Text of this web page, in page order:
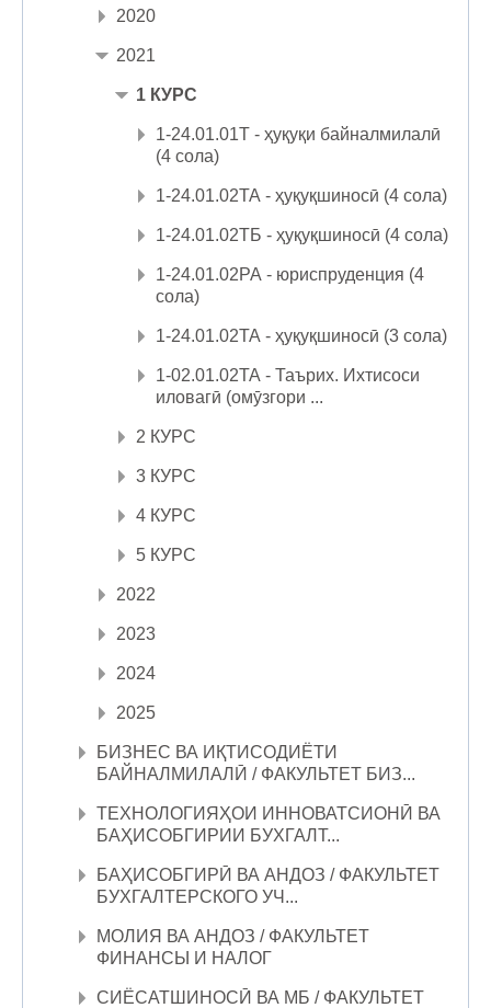
2020
2021
1 КУРС
1-24.01.01Т - ҳуқуқи байналмилалӣ
(4 сола)
1-24.01.02ТА - ҳуқуқшиносӣ (4 сола)
1-24.01.02ТБ - ҳуқуқшиносӣ (4 сола)
1-24.01.02РА - юриспруденция (4
сола)
1-24.01.02ТА - ҳуқуқшиносӣ (3 сола)
1-02.01.02ТА - Таърих. Ихтисоси
иловагӣ (омӯзгори ...
2 КУРС
3 КУРС
4 КУРС
5 КУРС
2022
2023
2024
2025
БИЗНЕС ВА ИҚТИСОДИЁТИ
БАЙНАЛМИЛАЛӢ / ФАКУЛЬТЕТ БИЗ...
ТЕХНОЛОГИЯҲОИ ИННОВАТСИОНӢ ВА
БАҲИСОБГИРИИ БУХГАЛТ...
БАҲИСОБГИРӢ ВА АНДОЗ / ФАКУЛЬТЕТ
БУХГАЛТЕРСКОГО УЧ...
МОЛИЯ ВА АНДОЗ / ФАКУЛЬТЕТ
ФИНАНСЫ И НАЛОГ
СИЁСАТШИНОСӢ ВА МБ / ФАКУЛЬТЕТ